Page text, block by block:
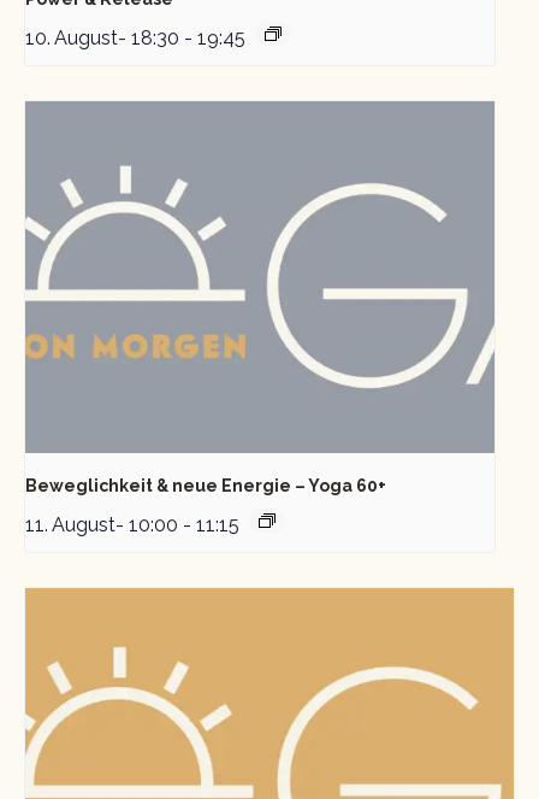
10. August- 18:30 - 19:45
Beweglichkeit & neue Energie – Yoga 60+
11. August- 10:00 - 11:15